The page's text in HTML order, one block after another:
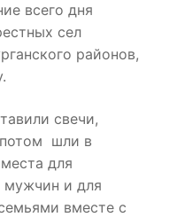
всего дня
сел
районов,
свечи,
шли в
для
мужчин и для
вместе с